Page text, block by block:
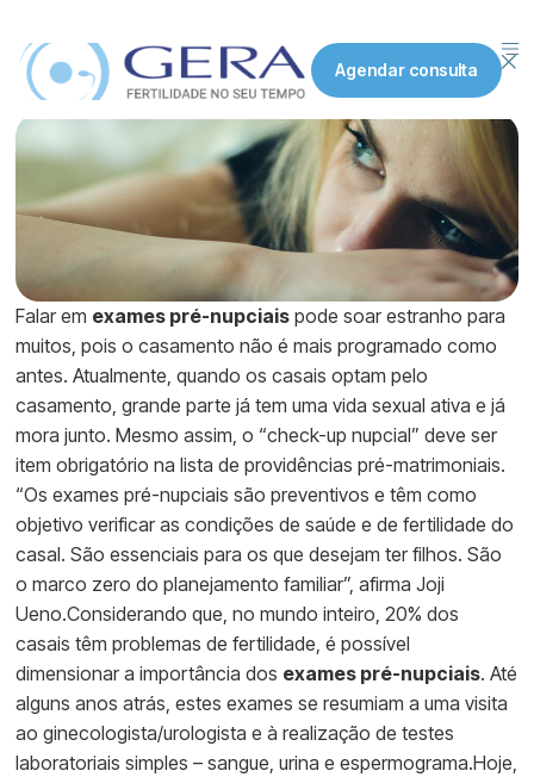
Agendar consulta
Exames pré-nupciais
Publicado em:
11 Fevereiro 2026
Falar em exames pré-nupciais pode soar estranho para
muitos, pois o casamento não é mais programado como
antes. Atualmente, quando os casais optam pelo
casamento, grande parte já tem uma vida sexual ativa e já
mora junto. Mesmo assim, o “check-up nupcial” deve ser
item obrigatório na lista de providências pré-matrimoniais.
“Os exames pré-nupciais são preventivos e têm como
objetivo verificar as condições de saúde e de fertilidade do
casal. São essenciais para os que desejam ter filhos. São
o marco zero do planejamento familiar”, afirma Joji
Ueno.Considerando que, no mundo inteiro, 20% dos
casais têm problemas de fertilidade, é possível
dimensionar a importância dos exames pré-nupciais. Até
alguns anos atrás, estes exames se resumiam a uma visita
ao ginecologista/urologista e à realização de testes
laboratoriais simples – sangue, urina e espermograma.Hoje,